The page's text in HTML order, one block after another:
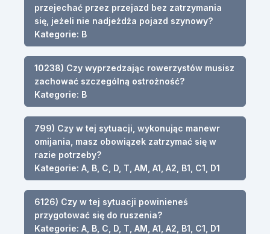
przejechać przez przejazd bez zatrzymania
się, jeżeli nie nadjeżdża pojazd szynowy?
Kategorie: B
10238) Czy wyprzedzając rowerzystów musisz
zachować szczególną ostrożność?
Kategorie: B
799) Czy w tej sytuacji, wykonując manewr
omijania, masz obowiązek zatrzymać się w
razie potrzeby?
Kategorie: A, B, C, D, T, AM, A1, A2, B1, C1, D1
6126) Czy w tej sytuacji powinieneś
przygotować się do ruszenia?
Kategorie: A, B, C, D, T, AM, A1, A2, B1, C1, D1